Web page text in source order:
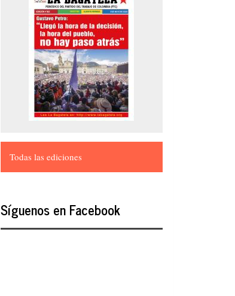
Todas las ediciones
Síguenos en Facebook